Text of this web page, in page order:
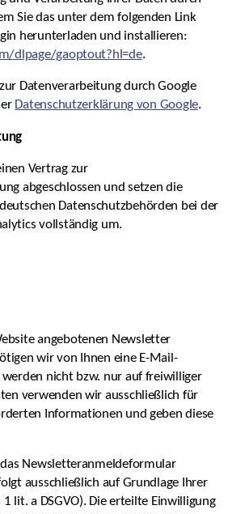
Sie das unter dem folgenden Link
herunterladen und installieren:
dlpage/gaoptout?hl=de.
Datenverarbeitung durch Google
Datenschutzerklärung von Google.
Vertrag zur
abgeschlossen und setzen die
Datenschutzbehörden bei der
vollständig um.
angebotenen Newsletter
wir von Ihnen eine E-Mail-
werden nicht bzw. nur auf freiwilliger
verwenden wir ausschließlich für
Informationen und geben diese
Newsletteranmeldeformular
ausschließlich auf Grundlage Ihrer
lit. a DSGVO). Die erteilte Einwilligung